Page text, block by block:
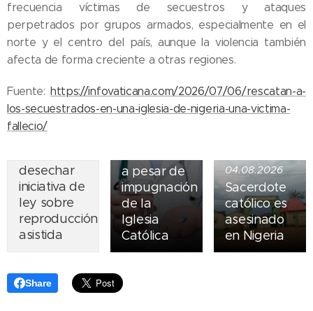
frecuencia víctimas de secuestros y ataques
perpetrados por grupos armados, especialmente en el
norte y el centro del país, aunque la violencia también
afecta de forma creciente a otras regiones.
Fuente: https://infovaticana.com/2026/07/06/rescatan-a-
los-secuestrados-en-una-iglesia-de-nigeria-una-victima-
fallecio/
07.08.2026
Piden
desechar
iniciativa de
ley sobre
reproducción
asistida
05.08.2026
suicidio
asistido
a pesar de
impugnación
de la
Iglesia
Católica
04.08.2026
Sacerdote
católico es
asesinado
en Nigeria
Share